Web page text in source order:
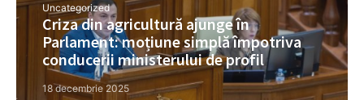
Uncategorized
Criza din agricultură ajunge în
Parlament: moțiune simplă împotriva
conducerii ministerului de profil
18 decembrie 2025